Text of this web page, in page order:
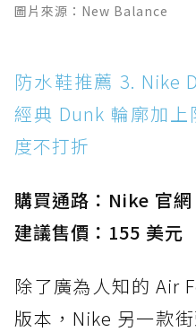
圖片來源：New Balance
防水鞋推薦 3. Nike
經典 Dunk 輪廓加上
度不打折
購買通路：Nike 官網
建議售價：155 美元
除了廣為人知的 Air
版本，Nike 另一款